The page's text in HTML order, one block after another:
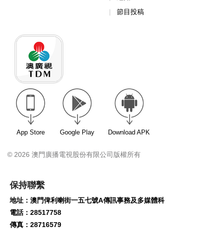
節目投稿
App Store Google Play Download APK
© 2026 澳門廣播電視股份有限公司版權所有
保持聯繫
地址：澳門俾利喇街一五七號A傳訊事務及多媒體科
電話：28517758
傳真：28716579